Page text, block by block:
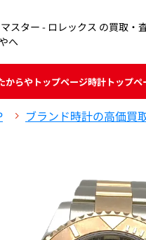
スター - ロレックス の買取・
へ
からやトップページ時計トップペ
ブランド時計の高価買